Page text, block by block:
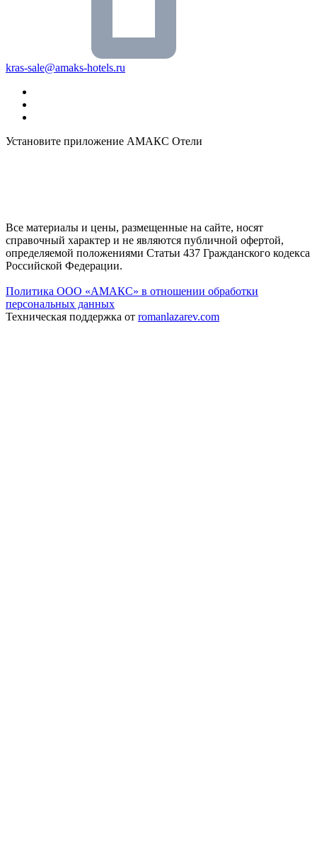
kras-sale@amaks-hotels.ru
Установите приложение АМАКС Отели
Все материалы и цены, размещенные на сайте, носят
справочный характер и не являются публичной офертой,
определяемой положениями Статьи 437 Гражданского кодекса
Российской Федерации.
Политика ООО «АМАКС» в отношении обработки
персональных данных
Техническая поддержка от romanlazarev.com